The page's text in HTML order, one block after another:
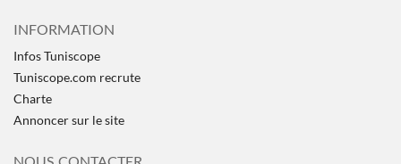
INFORMATION
Infos Tuniscope
Tuniscope.com recrute
Charte
Annoncer sur le site